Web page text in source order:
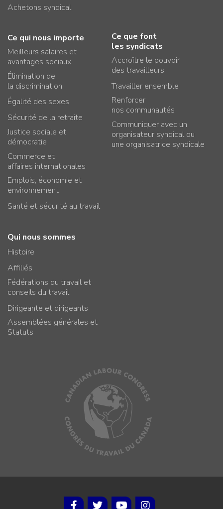
Achetons syndical
Ce qui nous importe
Meilleurs salaires et
avantages sociaux
Élimination de
la discrimination
Égalité des sexes
Sécurité de la retraite
Justice sociale et
démocratie
Commerce et
affaires internationales
Emplois, économie et
environnement
Santé et sécurité au travail
Ce que font
les syndicats
Accroître le pouvoir
des travailleurs
Travailler ensemble
Renforcer
nos communautés
Communiquer avec un
organisateur syndical ou
une organisatrice syndicale
Qui nous sommes
Histoire
Affiliés
Fédérations du travail et
conseils du travail
Dirigeante et dirigeants
Assemblées générales et
Statuts